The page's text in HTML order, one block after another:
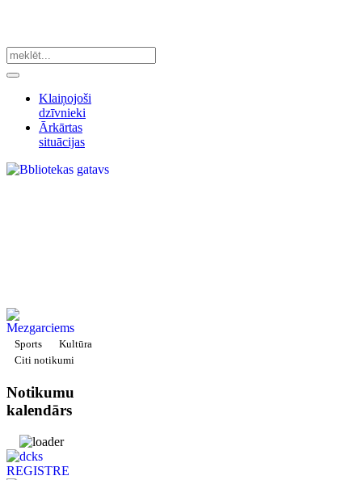
Klaiņojoši
dzīvnieki
Ārkārtas
situācijas
Sports
Kultūra
Citi notikumi
Notikumu
kalendārs